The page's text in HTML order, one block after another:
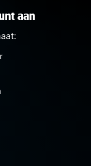
aan